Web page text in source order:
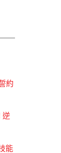
約
逆
能